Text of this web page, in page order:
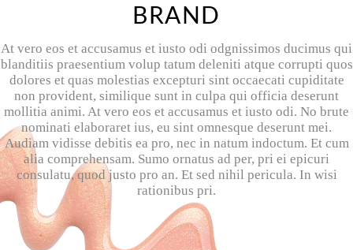
BRAND
At vero eos et accusamus et iusto odi odgnissimos ducimus qui
blanditiis praesentium volup tatum deleniti atque corrupti quos
dolores et quas molestias excepturi sint occaecati cupiditate
non provident, similique sunt in culpa qui officia deserunt
mollitia animi. At vero eos et accusamus et iusto odi. No brute
nominati elaboraret ius, eu sint omnesque deserunt mei.
Audiam vidisse debitis ea pro, nec in natum indoctum. Et cum
alia comprehensam. Sumo ornatus ad per, pri ei epicuri
consulatu, quod justo pro an. Et sed nihil pericula. In wisi
rationibus pri.